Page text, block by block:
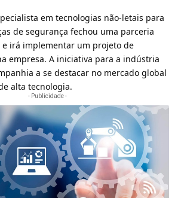
em tecnologias não-letais para
de segurança fechou uma parceria
e irá implementar um projeto de
empresa. A iniciativa para a indústria
a se destacar no mercado global
alta tecnologia.
- Publicidade -